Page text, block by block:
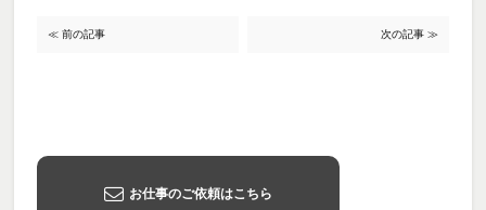
≪ 前の記事 次の記事 ≫
お仕事のご依頼はこちら